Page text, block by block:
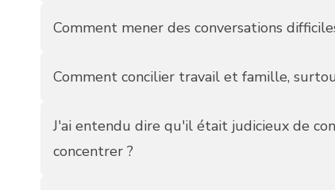
Comment mener des conversations
Comment concilier travail et famille,
J'ai entendu dire qu'il était judicieux de
concentrer ?